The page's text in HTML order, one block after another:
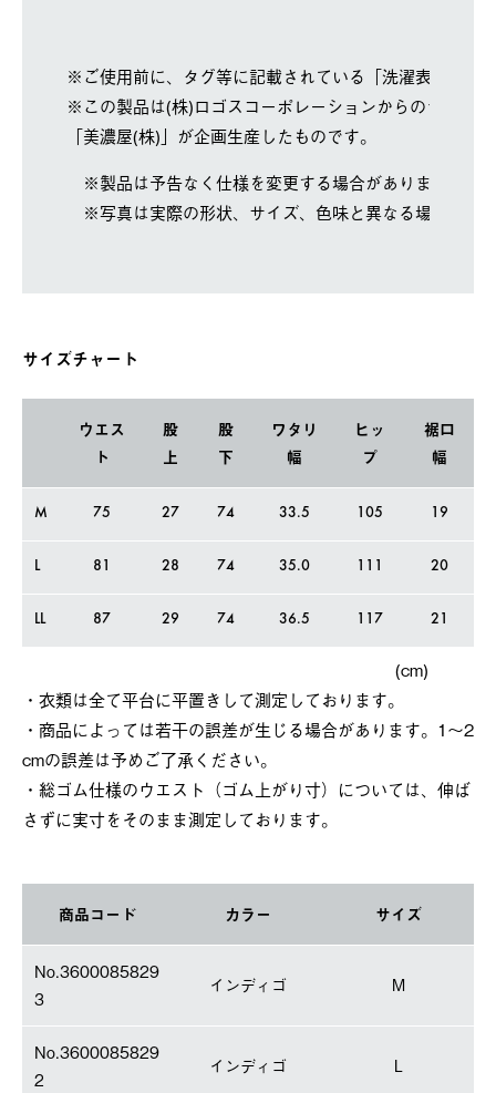
※ご使用前に、タグ等に記載されている「洗濯表示」を
※この製品は(株)ロゴスコーポレーションからのライセ
「美濃屋(株)」が企画生産したものです。
※製品は予告なく仕様を変更する場合があります。
※写真は実際の形状、サイズ、色味と異なる場合があ
サイズチャート
ウエス
ト
股
上
股
下
ワタリ
幅
ヒッ
プ
裾口
幅
M 75 27 74 33.5 105 19
L 81 28 74 35.0 111 20
LL 87 29 74 36.5 117 21
(cm)
・衣類は全て平台に平置きして測定しております。
・商品によっては若干の誤差が⽣じる場合があります。1～2
cmの誤差は予めご了承ください。
・総ゴム仕様のウエスト（ゴム上がり寸）については、伸ば
さずに実寸をそのまま測定しております。
商品コード カラー サイズ
No.3600085829
3
インディゴ M
No.3600085829
2
インディゴ L